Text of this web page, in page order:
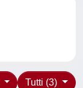
Tutti (3)